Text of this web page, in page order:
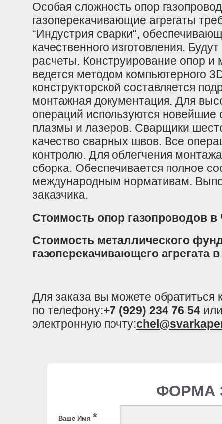
Особая сложность опор
газоперекачивающие агрегаты
“Индустрия сварки“,
качественного изготовления.
расчеты. Конструирование опор
ведется методом компьютерного
конструкторской составляется
монтажная документация. Для
операций используются новейшие
плазмы и лазеров. Сварщики
качество сварных швов. Все
контролю. Для облегчения
сборка. Обеспечивается полное
международным нормативам.
заказчика.
Стоимость опор газопроводов в
Стоимость металлического
газоперекачивающего агрегата
Для заказа вы можете
по телефону:+7 (929) 234 76 54
электронную почту:
ФОРМА
Ваше Имя *